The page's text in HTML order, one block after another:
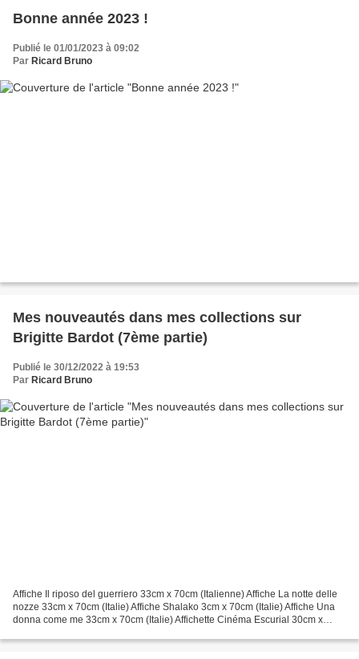
Bonne année 2023 !
Publié le 01/01/2023 à 09:02
Par Ricard Bruno
Mes nouveautés dans mes collections sur
Brigitte Bardot (7ème partie)
Publié le 30/12/2022 à 19:53
Par Ricard Bruno
Affiche Il riposo del guerriero 33cm x 70cm (Italienne) Affiche La notte delle
nozze 33cm x 70cm (Italie) Affiche Shalako 3cm x 70cm (Italie) Affiche Una
donna come me 33cm x 70cm (Italie) Affichette Cinéma Escurial 30cm x